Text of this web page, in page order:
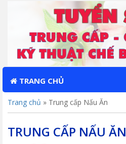
TRANG CHỦ
Trang chủ » Trung cấp Nấu Ăn
TRUNG CẤP NẤU ĂN